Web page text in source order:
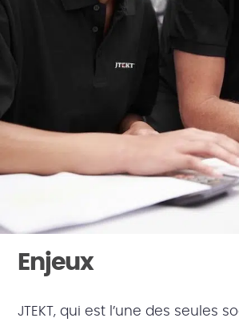
Enjeux
JTEKT, qui est l’une des seules